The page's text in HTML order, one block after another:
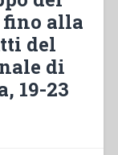
fino alla
del
di
19-23